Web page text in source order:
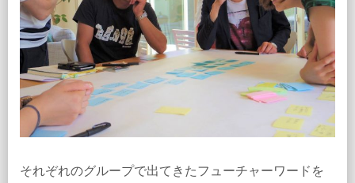
それぞれのグループで出てきたフューチャーワードを